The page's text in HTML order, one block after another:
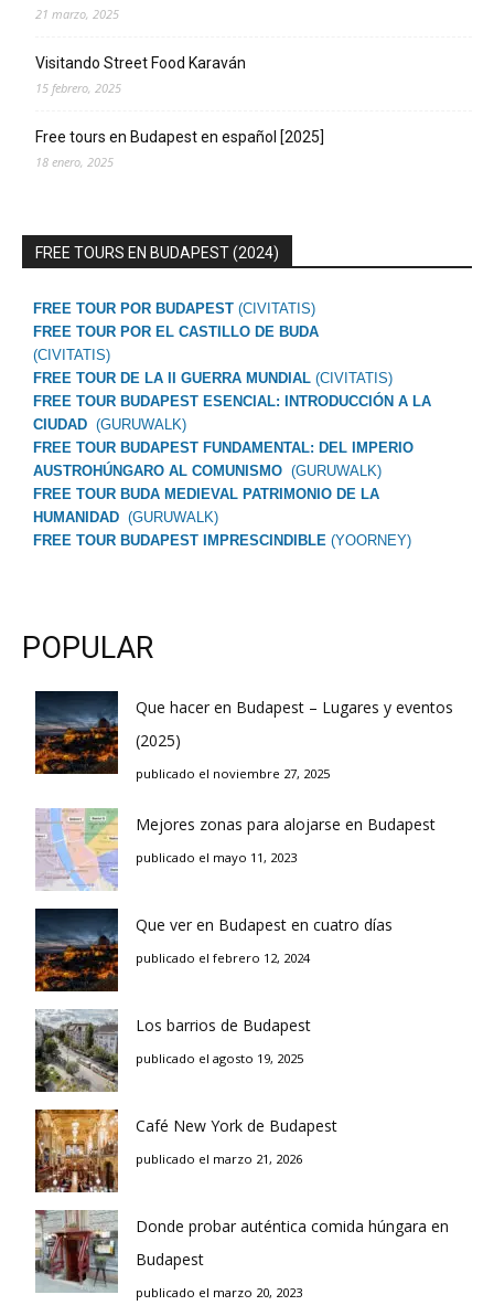
21 marzo, 2025
Visitando Street Food Karaván
15 febrero, 2025
Free tours en Budapest en español [2025]
18 enero, 2025
FREE TOURS EN BUDAPEST (2024)
FREE TOUR POR BUDAPEST (CIVITATIS)
FREE TOUR POR EL CASTILLO DE BUDA
(CIVITATIS)
FREE TOUR DE LA II GUERRA MUNDIAL (CIVITATIS)
FREE TOUR BUDAPEST ESENCIAL: INTRODUCCIÓN A LA
CIUDAD (GURUWALK)
FREE TOUR BUDAPEST FUNDAMENTAL: DEL IMPERIO
AUSTROHÚNGARO AL COMUNISMO (GURUWALK)
FREE TOUR BUDA MEDIEVAL PATRIMONIO DE LA
HUMANIDAD (GURUWALK)
FREE TOUR BUDAPEST IMPRESCINDIBLE (YOORNEY)
POPULAR
Que hacer en Budapest – Lugares y eventos
(2025)
publicado el noviembre 27, 2025
Mejores zonas para alojarse en Budapest
publicado el mayo 11, 2023
Que ver en Budapest en cuatro días
publicado el febrero 12, 2024
Los barrios de Budapest
publicado el agosto 19, 2025
Café New York de Budapest
publicado el marzo 21, 2026
Donde probar auténtica comida húngara en
Budapest
publicado el marzo 20, 2023